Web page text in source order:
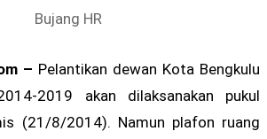
Bujang HR
– Pelantikan dewan Kota Bengkulu
2019 akan dilaksanakan pukul
(21/8/2014). Namun plafon ruang